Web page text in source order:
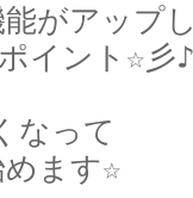
がアップ
ント☆彡
なって
ます☆